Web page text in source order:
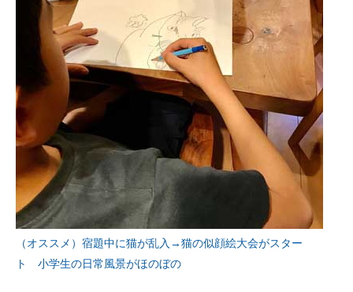
（オススメ）宿題中に猫が乱入→猫の似顔絵大会がスター
ト 小学生の日常風景がほのぼの